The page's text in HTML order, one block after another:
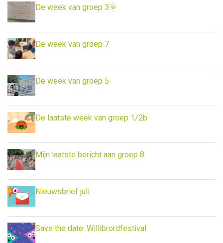
De week van groep 3🌞
De week van groep 7
De week van groep 5
De laatste week van groep 1/2b
Mijn laatste bericht aan groep 8
Nieuwsbrief juli
Save the date: Willibrordfestival